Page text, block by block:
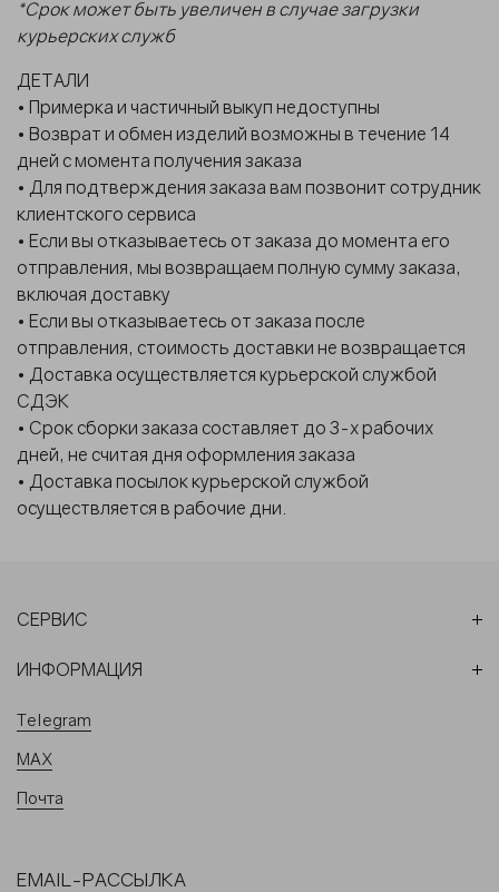
*Срок может быть увеличен в случае загрузки
курьерских служб
ДЕТАЛИ
• Примерка и частичный выкуп недоступны
• Возврат и обмен изделий возможны в течение 14
дней с момента получения заказа
• Для подтверждения заказа вам позвонит сотрудник
клиентского сервиса
• Если вы отказываетесь от заказа до момента его
отправления, мы возвращаем полную сумму заказа,
включая доставку
• Если вы отказываетесь от заказа после
отправления, стоимость доставки не возвращается
• Доставка осуществляется курьерской службой
СДЭК
• Срок сборки заказа составляет до 3-х рабочих
дней, не считая дня оформления заказа
• Доставка посылок курьерской службой
осуществляется в рабочие дни.
СЕРВИС
ИНФОРМАЦИЯ
Telegram
MAX
Почта
EMAIL-РАССЫЛКА